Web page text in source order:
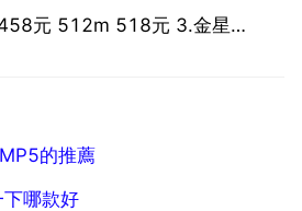
元 512m 518元 3.金星
的推薦
哪款好